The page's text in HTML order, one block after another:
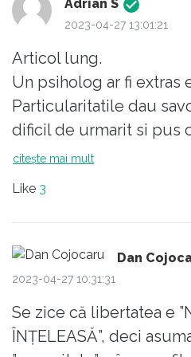
Adrian S
2023-04-27 13:01:21
Articol lung.
Un psiholog ar fi extras
Particularitatile dau
dificil de urmarit si pus
De acord ca liberatea
libertatii. Total fals.
asta..orice produce
Ca individ predispus
mine. Eu gandesc
asta in organism.
citește mai mult
Like 3
Dan
2023-04-27 10:31:31
Se zice că libertatea e
ÎNȚELEASĂ”, deci